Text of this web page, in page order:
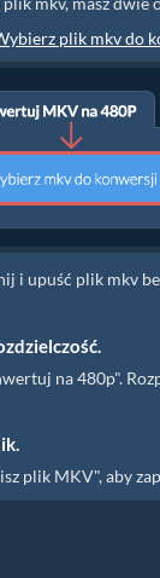
plik mkv do
i upuść plik mkv
na 480p".
plik MKV", aby